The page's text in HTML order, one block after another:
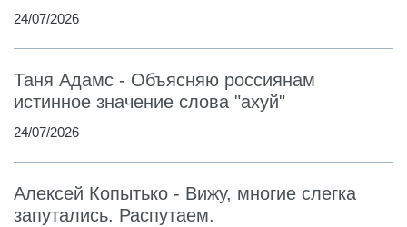
24/07/2026
Таня Адамс - Объясняю россиянам
истинное значение слова "ахуй"
24/07/2026
Алексей Копытько - Вижу, многие слегка
запутались. Распутаем.